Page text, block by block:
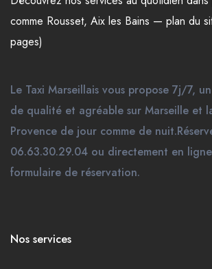
comme Rousset, Aix les Bains — plan du
pages)
Le Taxi Marseillais vous propose 7j/7,
de qualité et agréable sur Marseille et
Provence de jour comme de
06.63.30.29.04 ou directement en
formulaire de réservation.
Nos services